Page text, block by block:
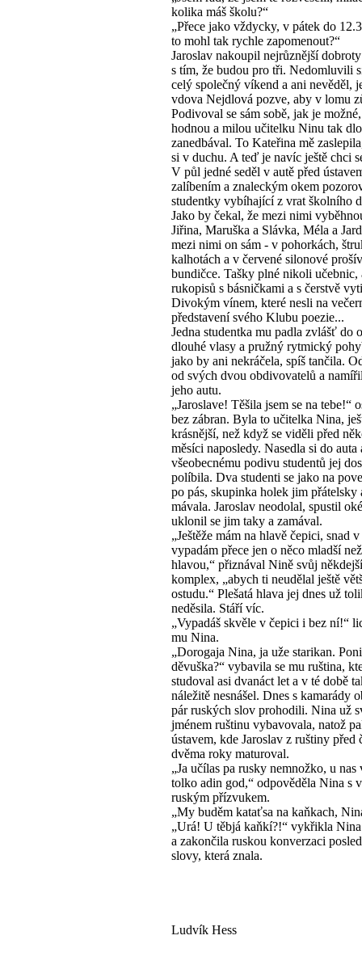
kolika máš školu?“
„Přece jako vždycky, v pátek do
to mohl tak rychle zapomenout?“
Jaroslav nakoupil nejrůznější
s tím, že budou pro tři. Nedomluvili
celý společný víkend a ani nevěděl,
vdova Nejdlová pozve, aby v lomu
Podivoval se sám sobě, jak je
hodnou a milou učitelku Ninu tak
zanedbával. To Kateřina mě
si v duchu. A teď je navíc ještě chci
V půl jedné seděl v autě před
zalíbením a znaleckým okem
studentky vybíhající z vrat školního
Jako by čekal, že mezi nimi
Jiřina, Maruška a Slávka, Méla a
mezi nimi on sám - v pohorkách,
kalhotách a v červené silonové
bundičce. Tašky plné nikoli učebnic,
rukopisů s básničkami a s čerstvě
Divokým vínem, které nesli na
představení svého Klubu poezie...
Jedna studentka mu padla zvlášť do
dlouhé vlasy a pružný rytmický
jako by ani nekráčela, spíš tančila.
od svých dvou obdivovatelů a
jeho autu.
„Jaroslave! Těšila jsem se na tebe!“
bez zábran. Byla to učitelka Nina,
krásnější, než když se viděli před
měsíci naposledy. Nasedla si do auta
všeobecnému podivu studentů jej
políbila. Dva studenti se jako na
po pás, skupinka holek jim přátelsky
mávala. Jaroslav neodolal, spustil
uklonil se jim taky a zamával.
„Ještěže mám na hlavě čepici, snad
vypadám přece jen o něco mladší
hlavou,“ přiznával Nině svůj někdejší
komplex, „abych ti neudělal ještě
ostudu.“ Plešatá hlava jej dnes už
neděsila. Stáří víc.
„Vypadáš skvěle v čepici i bez ní!“
mu Nina.
„Dorogaja Nina, ja uže starikan.
děvuška?“ vybavila se mu ruština,
studoval asi dvanáct let a v té době
náležitě nesnášel. Dnes s kamarády
pár ruských slov prohodili. Nina už
jménem ruštinu vybavovala, natož
ústavem, kde Jaroslav z ruštiny před
dvěma roky maturoval.
„Ja učílas pa rusky nemnožko, u nas
tolko adin god,“ odpověděla Nina s
ruským přízvukem.
„My buděm kataťsa na kaňkach,
„Urá! U těbjá kaňkí?!“ vykřikla Nina
a zakončila ruskou konverzaci
slovy, která znala.
Ludvík Hess